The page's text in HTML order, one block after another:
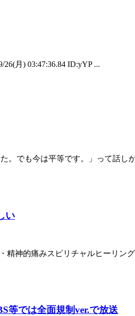
月) 03:47:36.84 ID:yYP ...
た。でも今は平等です。」って話
い
神的痛みスピリチャルヒーリング
等では全面規制ver.で放送